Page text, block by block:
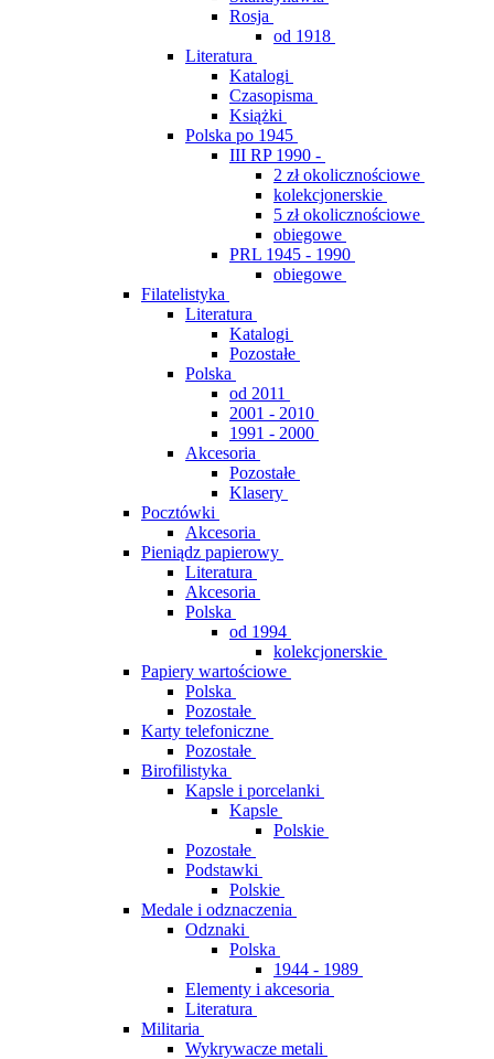
Rosja
od 1918
Literatura
Katalogi
Czasopisma
Książki
Polska po 1945
III RP 1990 -
2 zł okolicznościowe
kolekcjonerskie
5 zł okolicznościowe
obiegowe
PRL 1945 - 1990
obiegowe
Filatelistyka
Literatura
Katalogi
Pozostałe
Polska
od 2011
2001 - 2010
1991 - 2000
Akcesoria
Pozostałe
Klasery
Pocztówki
Akcesoria
Pieniądz papierowy
Literatura
Akcesoria
Polska
od 1994
kolekcjonerskie
Papiery wartościowe
Polska
Pozostałe
Karty telefoniczne
Pozostałe
Birofilistyka
Kapsle i porcelanki
Kapsle
Polskie
Pozostałe
Podstawki
Polskie
Medale i odznaczenia
Odznaki
Polska
1944 - 1989
Elementy i akcesoria
Literatura
Militaria
Wykrywacze metali